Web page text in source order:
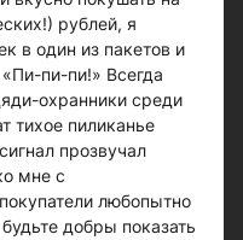
рублей, я
в один из пакетов и
пи-пи!» Всегда
охранники среди
тихое пиликанье
прозвучал
мне с
любопытно
добры показать